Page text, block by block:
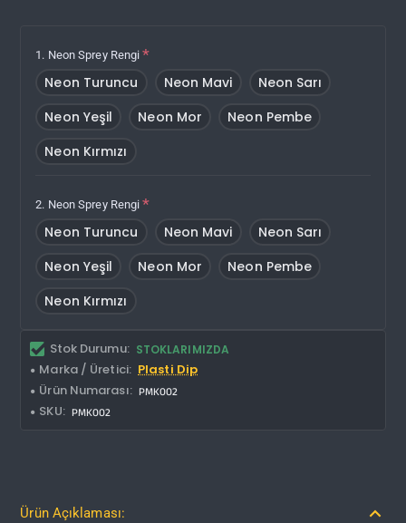
Stok Durumu: STOKLARIMIZDA
Marka / Üretici: Plasti Dip
Ürün Numarası: PMK002
SKU: PMK002
1. Neon Sprey Rengi
Neon Turuncu Neon Mavi
Neon Sarı
Neon Yeşil
Neon Mor
Neon Pembe
Neon Kırmızı
2. Neon Sprey Rengi
Neon Turuncu Neon Mavi
Neon Sarı
Neon Yeşil
Neon Mor
Neon Pembe
Neon Kırmızı
Ürün Açıklaması: